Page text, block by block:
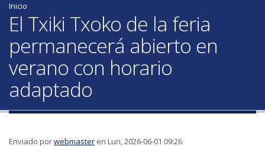
Inicio
El Txiki Txoko de la feria
permanecerá abierto en
verano con horario
adaptado
Enviado porwebmaster en Lun, 2026-06-01 09:26